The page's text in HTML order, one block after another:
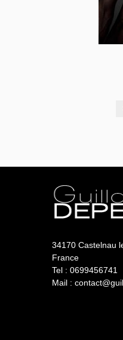
34170 Castelnau
France
Tel : 0699456741
Mail :